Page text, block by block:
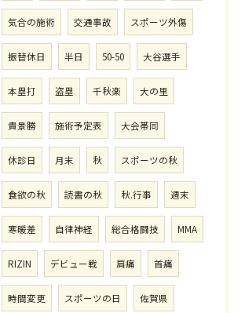
気合の施術 交通事故 スポーツ外傷
振替休日 半日 50-50 大谷選手
本塁打 盗塁 千秋楽 大の里
貴景勝 施術予定表 大会帯同
休診日 月末 秋 スポーツの秋
食欲の秋 読書の秋 秋.行事 週末
寒暖差 自律神経 総合格闘技 MMA
RIZIN デビュー戦 肩痛 首痛
時間変更 スポーツの日 佐賀県